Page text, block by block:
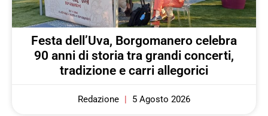
Festa dell’Uva, Borgomanero celebra
90 anni di storia tra grandi concerti,
tradizione e carri allegorici
Redazione 5 Agosto 2026